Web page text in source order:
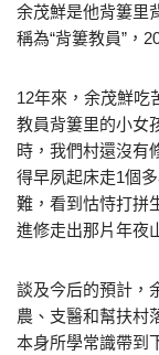
余茂鮮是他背簍里
稱為“背簍教員”，
12年來，余茂鮮吃
教員背簍里的小女
時，我們村還沒有
得早夙起床走1個
難，看到怙恃打拼
進修走出那片年夜
談及今后的預計，
農、支醫和幫扶村
本身所學常識帶到